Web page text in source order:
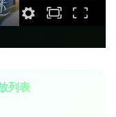
列表